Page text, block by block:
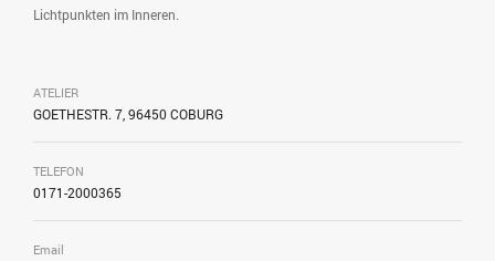
Lichtpunkten im Inneren.
ATELIER
GOETHESTR. 7, 96450 COBURG
TELEFON
0171-2000365
Email